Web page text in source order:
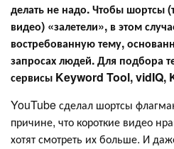
делать не надо. Чтобы шортсы
видео) «залетели», в этом
востребованную тему,
запросах людей. Для подбора
сервисы Keyword Tool, vidIQ,
YouTube сделал шортсы
причине, что короткие видео
хотят смотреть их больше. И